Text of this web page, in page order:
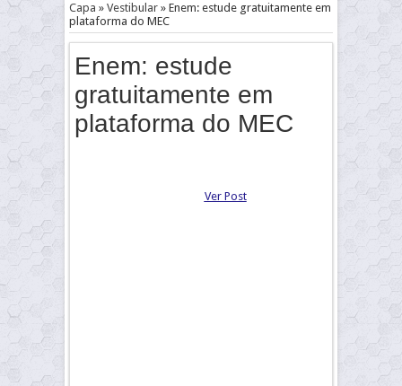
Capa » Vestibular » Enem: estude gratuitamente em
plataforma do MEC
Enem: estude
gratuitamente em
plataforma do MEC
Ver Post